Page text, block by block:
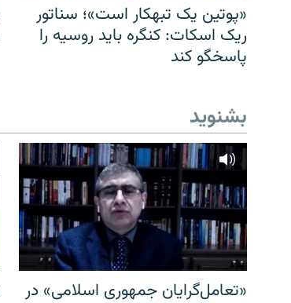
«پوتین یک تبهکار است»؛ سناتور
ریک اسکات: کنگره باید روسیه را
پاسخگو کند
بشنوید
«تعامل‌گرایان جمهوری اسلامی» در